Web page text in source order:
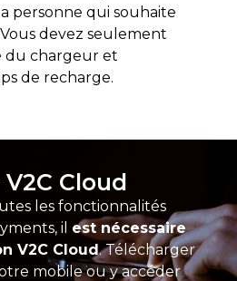
personne qui souhaite
devez seulement
du chargeur et
de recharge.
Cloud
les fonctionnalités
il est nécessaire
V2C Cloud. Télécharger
mobile ou y accéder